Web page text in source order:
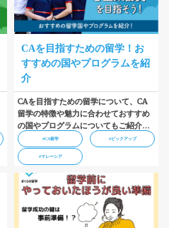
CAを目指すための留学！お
すすめの国やプログラムを紹
介
CAを目指すための留学について、CA
留学の特徴や魅力に合わせておすすめ
の国やプログラムについてもご紹介い
たします…
#CA留学 #ピックアップ
#マレーシア